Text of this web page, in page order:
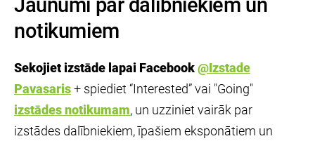
Jaunumi par dalībniekiem un
notikumiem
Sekojiet izstāde lapai Facebook@Izstade
Pavasaris+ spiediet “Interested” vai "Going"
izstādes notikumam, un uzziniet vairāk par
izstādes dalībniekiem, īpašiem eksponātiem un